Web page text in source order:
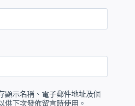
顯示名稱、電子郵件地址及個
供下次發佈留言時使用。